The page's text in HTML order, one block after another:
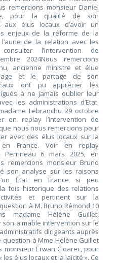
remercions monsieur Daniel
pour la qualité de son
élus locaux d’avoir un
enjeux de la réforme de la
de la relation avec les
l’intervention de
2024Nous remercions
ancienne ministre et élue
et le partage de son
ont pu apprécier les
à ne jamais oublier leur
les administrations d’Etat.
Lebranchu 29 octobre
en replay l’intervention de
nous nous remercions pour
avec des élus locaux sur la
France. Voir en replay
Perrineau 6 mars 2025, en
remercions monsieur Bruno
son analyse sur les raisons
Etat en France si peu
fois historique des relations
et pertinent sur la
à M. Bruno Rémond 10
madame Hélène Guillet,
son aimable intervention sur le
dirigeants auprès
question à Mme Hélène Guillet
monsieur Erwan Cloarec, pour
élus locaux et la laïcité ». Ce